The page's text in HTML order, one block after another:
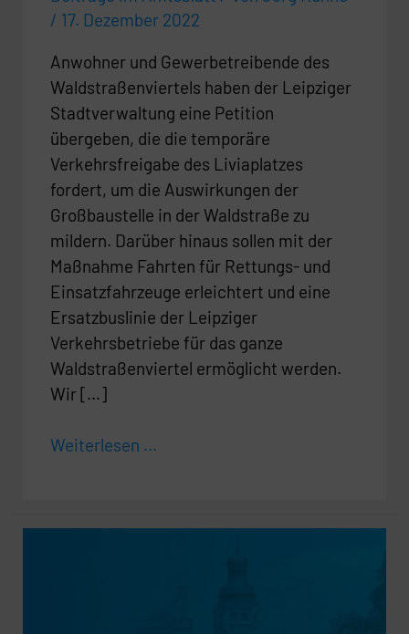
/ 17. Dezember 2022
Anwohner und Gewerbetreibende des
Waldstraßenviertels haben der Leipziger
Stadtverwaltung eine Petition
übergeben, die die temporäre
Verkehrsfreigabe des Liviaplatzes
fordert, um die Auswirkungen der
Großbaustelle in der Waldstraße zu
mildern. Darüber hinaus sollen mit der
Maßnahme Fahrten für Rettungs- und
Einsatzfahrzeuge erleichtert und eine
Ersatzbuslinie der Leipziger
Verkehrsbetriebe für das ganze
Waldstraßenviertel ermöglicht werden.
Wir […]
Weiterlesen ...